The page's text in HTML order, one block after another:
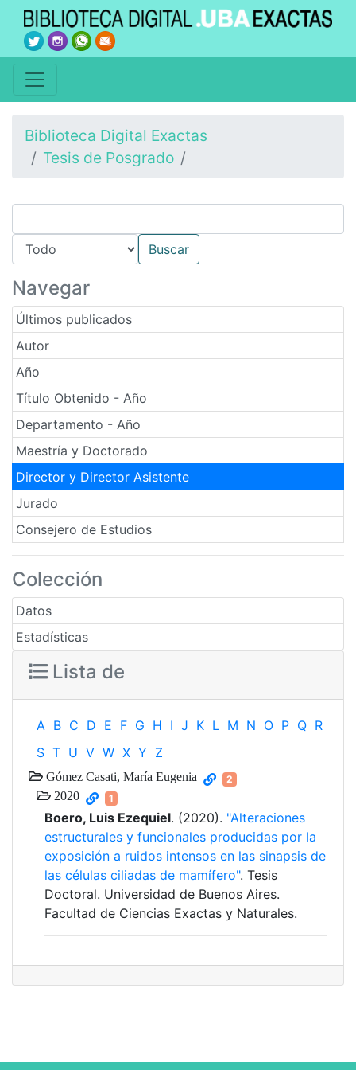
Biblioteca Digital Exactas
Tesis de Posgrado
Navegar
Últimos publicados
Autor
Año
Título Obtenido - Año
Departamento - Año
Maestría y Doctorado
Director y Director Asistente
Jurado
Consejero de Estudios
Colección
Datos
Estadísticas
Lista de
A B C D E F G H I J K L M N O P Q R
S T U V W X Y Z
Gómez Casati, María Eugenia 2
2020 1
Boero, Luis Ezequiel. (2020). "Alteraciones
estructurales y funcionales producidas por la
exposición a ruidos intensos en las sinapsis de
las células ciliadas de mamífero". Tesis
Doctoral. Universidad de Buenos Aires.
Facultad de Ciencias Exactas y Naturales.